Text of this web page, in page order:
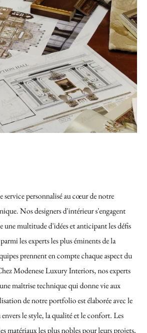
personnalisé au cœur de notre
Nos designers d'intérieur s'engagent
une multitude d'idées et anticipant les défis
les experts les plus éminents de la
prennent en compte chaque aspect du
Modenese Luxury Interiors, nos experts
maîtrise technique qui donne vie aux
de notre portfolio est élaborée avec le
le style, la qualité et le confort. Les
matériaux les plus nobles pour leurs projets,